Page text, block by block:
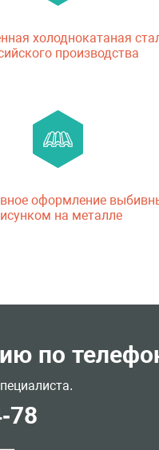
холоднокатаная
производства
оформление
на металле
по
78